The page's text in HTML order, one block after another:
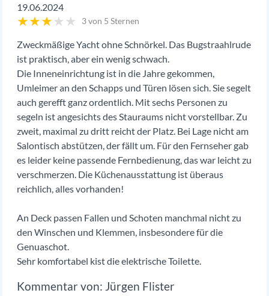
19.06.2024
★★★★★ 3 von 5 Sternen
Zweckmäßige Yacht ohne Schnörkel. Das Bugstraahlrude
ist praktisch, aber ein wenig schwach.
Die Inneneinrichtung ist in die Jahre gekommen,
Umleimer an den Schapps und Türen lösen sich. Sie segelt
auch gerefft ganz ordentlich. Mit sechs Personen zu
segeln ist angesichts des Stauraums nicht vorstellbar. Zu
zweit, maximal zu dritt reicht der Platz. Bei Lage nicht am
Salontisch abstützen, der fällt um. Für den Fernseher gab
es leider keine passende Fernbedienung, das war leicht zu
verschmerzen. Die Küchenausstattung ist überaus
reichlich, alles vorhanden!
An Deck passen Fallen und Schoten manchmal nicht zu
den Winschen und Klemmen, insbesondere für die
Genuaschot.
Sehr komfortabel kist die elektrische Toilette.
Jürgen Flister